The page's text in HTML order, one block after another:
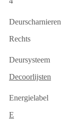
Deurscharnieren
Rechts
Deursysteem
Decoorlijsten
Energielabel
E